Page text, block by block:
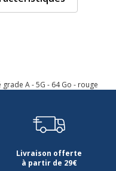
Luminosité max 1 200
haptique, Écran
A - 5G - 64 Go - rouge
Livraison offerte
à partir de 29€